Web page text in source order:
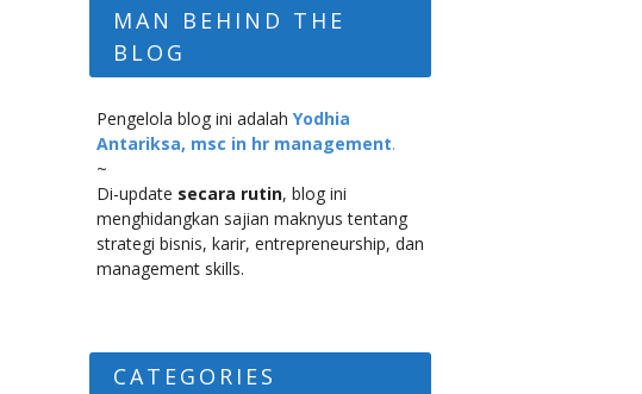
MAN BEHIND THE
BLOG
Pengelola blog ini adalah Yodhia
Antariksa, msc in hr management.
~
Di-update secara rutin, blog ini
menghidangkan sajian maknyus tentang
strategi bisnis, karir, entrepreneurship, dan
management skills.
CATEGORIES